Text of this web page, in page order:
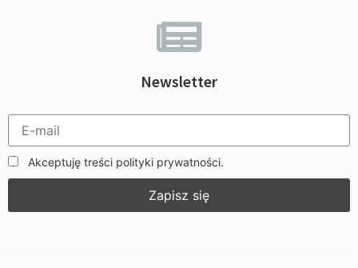
Newsletter
Akceptuję treści polityki prywatności.